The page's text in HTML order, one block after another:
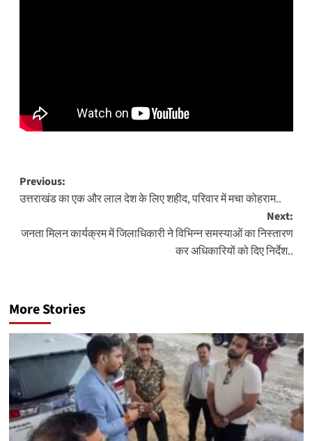
Post
navigation
Previous:
उत्तराखंड का एक और लाल देश के लिए शहीद, परिवार में मचा कोहराम..
Next:
जनता मिलन कार्यक्रम में जिलाधिकारी ने विभिन्न समस्याओं का निस्तारण
कर अधिकारियों को दिए निर्देश..
More Stories